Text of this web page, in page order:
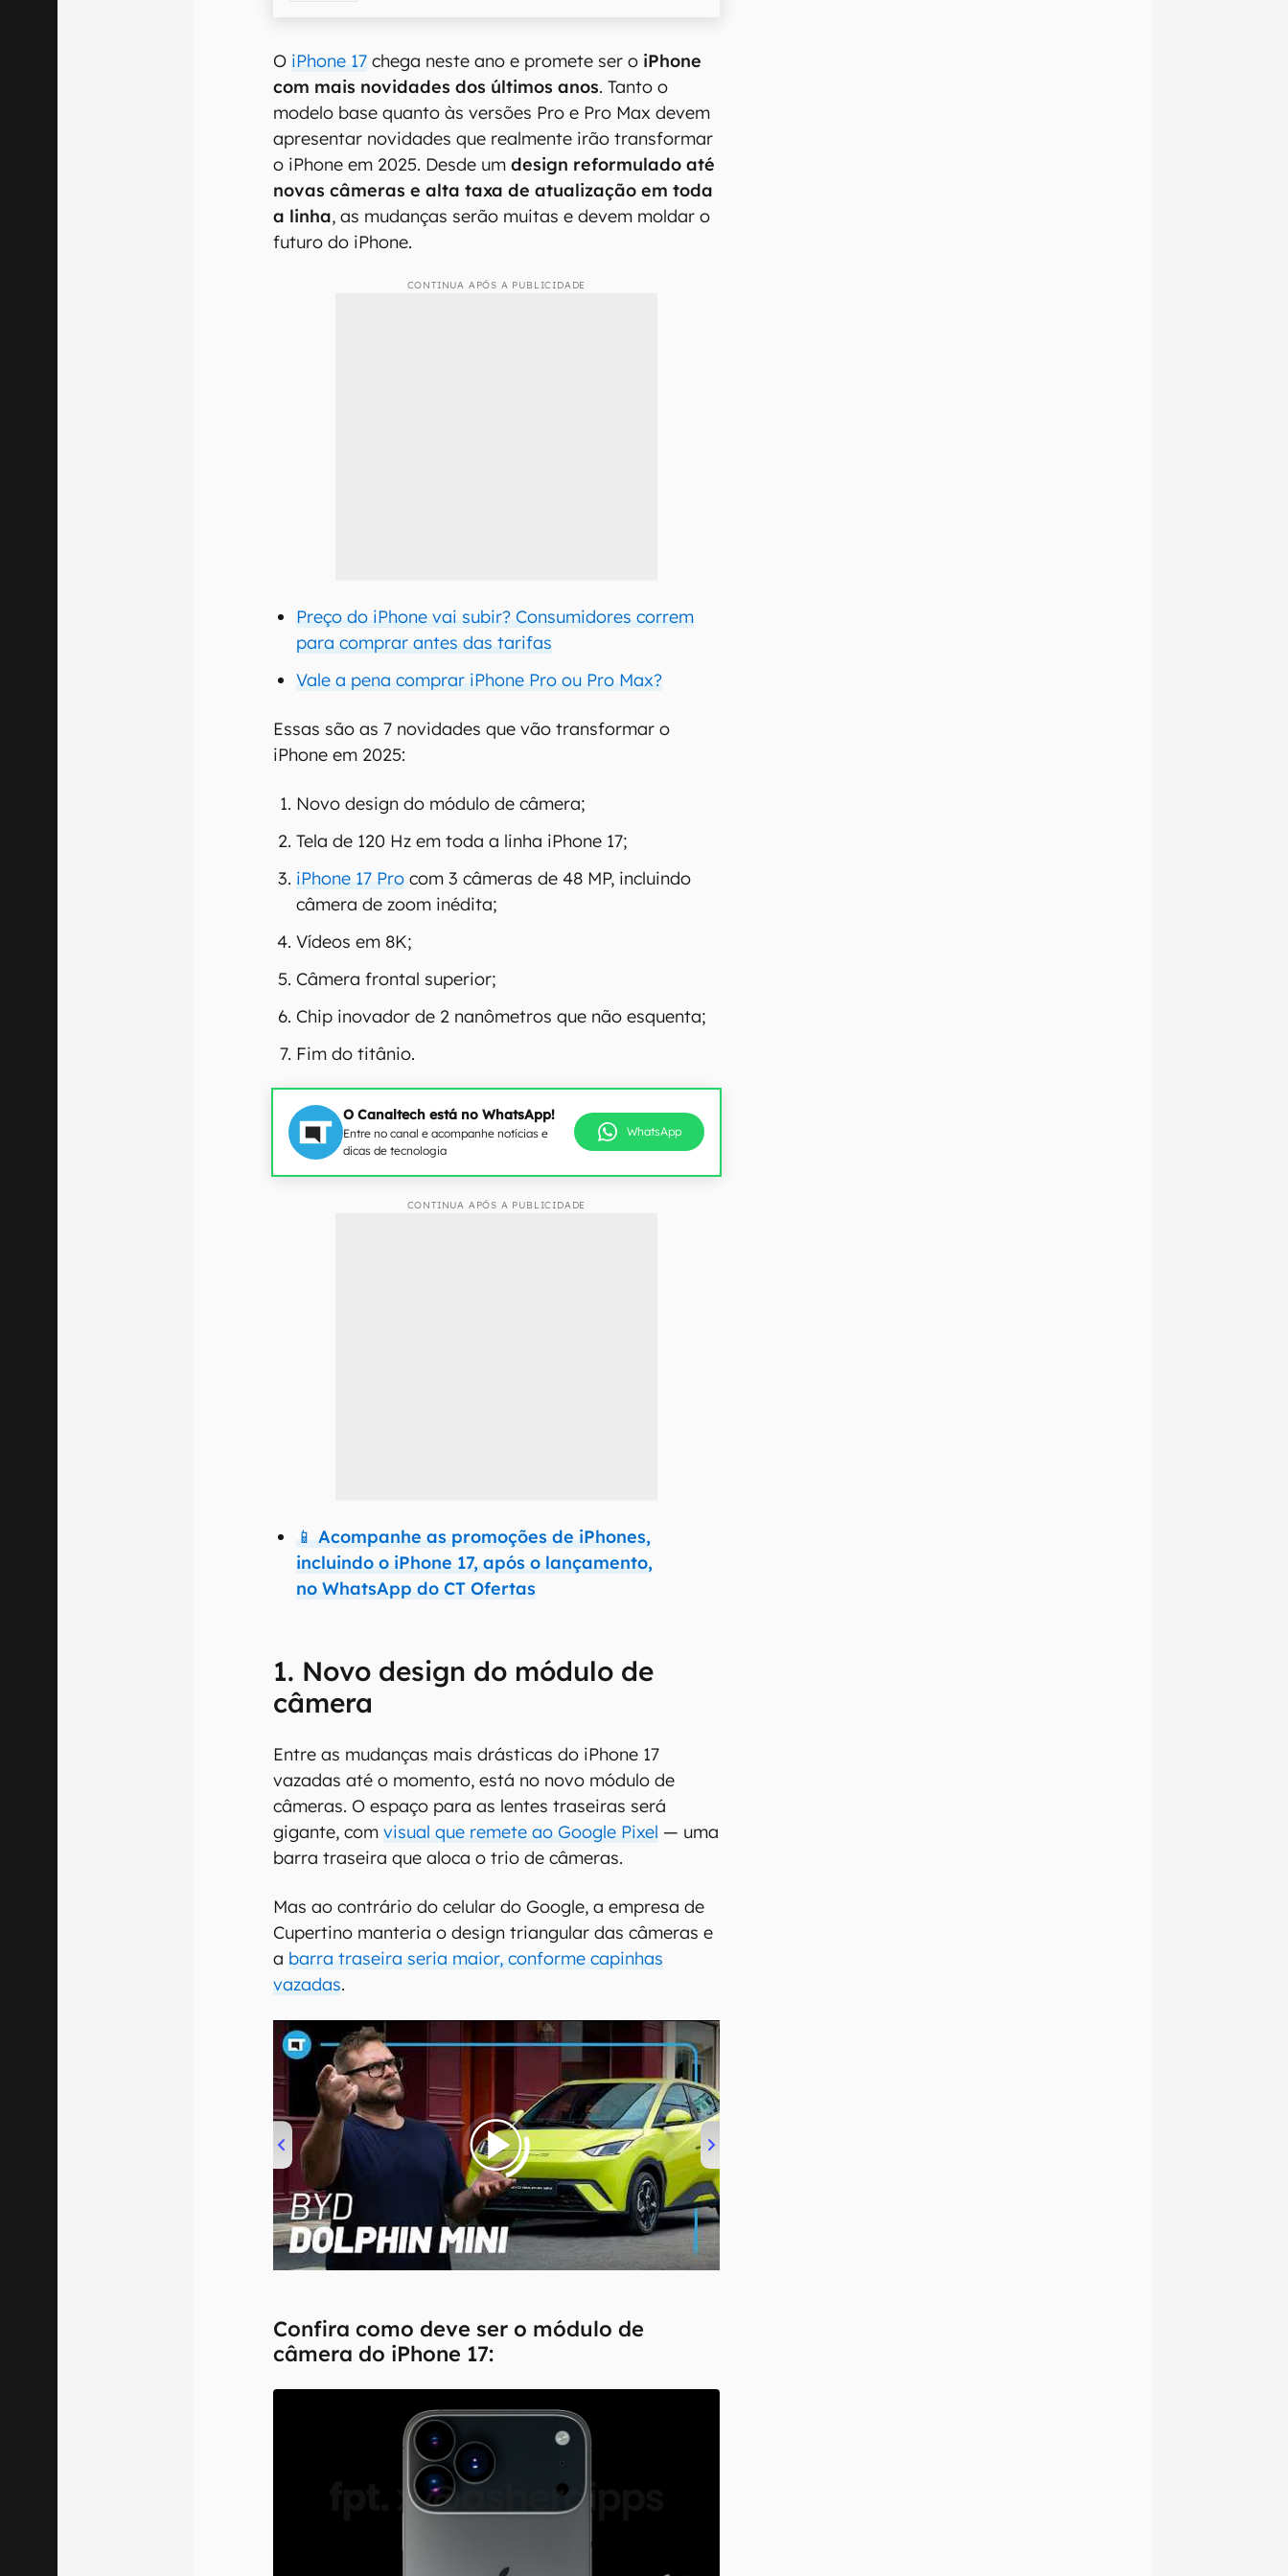
O iPhone 17 chega neste ano e promete ser o iPhone
com mais novidades dos últimos anos. Tanto o
modelo base quanto às versões Pro e Pro Max devem
apresentar novidades que realmente irão transformar
o iPhone em 2025. Desde umdesign reformulado até
novas câmeras e alta taxa de atualização em toda
a linha, as mudanças serão muitas e devem moldar o
futuro do iPhone.
CONTINUA APÓS A PUBLICIDADE
Preço do iPhone vai subir? Consumidores correm
para comprar antes das tarifas
Vale a pena comprar iPhone Pro ou Pro Max?
Essas são as 7 novidades que vão transformar o
iPhone em 2025:
Novo design do módulo de câmera;
Tela de 120 Hz em toda a linha iPhone 17;
iPhone 17 Pro com 3 câmeras de 48 MP, incluindo
câmera de zoom inédita;
Vídeos em 8K;
Câmera frontal superior;
Chip inovador de 2 nanômetros que não esquenta;
Fim do titânio.
O Canaltech está no WhatsApp!
Entre no canal e acompanhe notícias e
dicas de tecnologia
WhatsApp
CONTINUA APÓS A PUBLICIDADE
📱 Acompanhe as promoções de iPhones,
incluindo o iPhone 17, após o lançamento,
no WhatsApp do CT Ofertas
1. Novo design do módulo de
câmera
Entre as mudanças mais drásticas do iPhone 17
vazadas até o momento, está no novo módulo de
câmeras. O espaço para as lentes traseiras será
gigante, comvisual que remete ao Google Pixel — uma
barra traseira que aloca o trio de câmeras.
Mas ao contrário do celular do Google, a empresa de
Cupertino manteria o design triangular das câmeras e
a barra traseira seria maior, conforme capinhas
vazadas.
00:00/04:07
Confira como deve ser o módulo de
câmera do iPhone 17: